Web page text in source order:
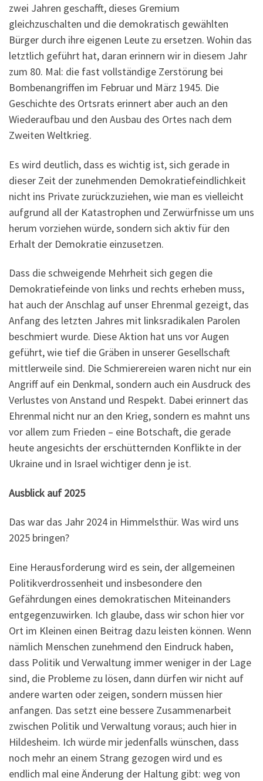
zwei Jahren geschafft, dieses Gremium
gleichzuschalten und die demokratisch gewählten
Bürger durch ihre eigenen Leute zu ersetzen. Wohin das
letztlich geführt hat, daran erinnern wir in diesem Jahr
zum 80. Mal: die fast vollständige Zerstörung bei
Bombenangriffen im Februar und März 1945. Die
Geschichte des Ortsrats erinnert aber auch an den
Wiederaufbau und den Ausbau des Ortes nach dem
Zweiten Weltkrieg.
Es wird deutlich, dass es wichtig ist, sich gerade in
dieser Zeit der zunehmenden Demokratiefeindlichkeit
nicht ins Private zurückzuziehen, wie man es vielleicht
aufgrund all der Katastrophen und Zerwürfnisse um uns
herum vorziehen würde, sondern sich aktiv für den
Erhalt der Demokratie einzusetzen.
Dass die schweigende Mehrheit sich gegen die
Demokratiefeinde von links und rechts erheben muss,
hat auch der Anschlag auf unser Ehrenmal gezeigt, das
Anfang des letzten Jahres mit linksradikalen Parolen
beschmiert wurde. Diese Aktion hat uns vor Augen
geführt, wie tief die Gräben in unserer Gesellschaft
mittlerweile sind. Die Schmierereien waren nicht nur ein
Angriff auf ein Denkmal, sondern auch ein Ausdruck des
Verlustes von Anstand und Respekt. Dabei erinnert das
Ehrenmal nicht nur an den Krieg, sondern es mahnt uns
vor allem zum Frieden – eine Botschaft, die gerade
heute angesichts der erschütternden Konflikte in der
Ukraine und in Israel wichtiger denn je ist.
Ausblick auf 2025
Das war das Jahr 2024 in Himmelsthür. Was wird uns
2025 bringen?
Eine Herausforderung wird es sein, der allgemeinen
Politikverdrossenheit und insbesondere den
Gefährdungen eines demokratischen Miteinanders
entgegenzuwirken. Ich glaube, dass wir schon hier vor
Ort im Kleinen einen Beitrag dazu leisten können. Wenn
nämlich Menschen zunehmend den Eindruck haben,
dass Politik und Verwaltung immer weniger in der Lage
sind, die Probleme zu lösen, dann dürfen wir nicht auf
andere warten oder zeigen, sondern müssen hier
anfangen. Das setzt eine bessere Zusammenarbeit
zwischen Politik und Verwaltung voraus; auch hier in
Hildesheim. Ich würde mir jedenfalls wünschen, dass
noch mehr an einem Strang gezogen wird und es
endlich mal eine Änderung der Haltung gibt: weg von